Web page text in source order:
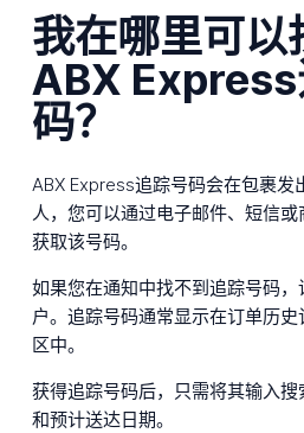
我在哪里可以
ABX
码？
ABX Express追踪号码会在包裹发
人，您可以通过电子邮件、短信
获取该号码。
如果您在通知中找不到追踪号码
户。追踪号码通常显示在订单历
区中。
获得追踪号码后，只需将其输入
和预计送达日期。